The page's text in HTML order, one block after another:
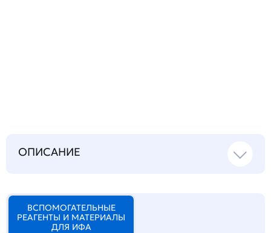
ОПИСАНИЕ
ВСПОМОГАТЕЛЬНЫЕ
РЕАГЕНТЫ И МАТЕРИАЛЫ
ДЛЯ ИФА